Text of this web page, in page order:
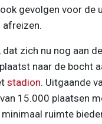
gevolgen voor de
afreizen.
dat zich nu nog aan
naar de bocht
stadion. Uitgaande
15.000 plaatsen
ruimte